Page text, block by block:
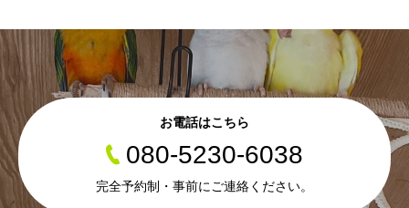
お電話はこちら
080-5230-6038
完全予約制・事前にご連絡ください。